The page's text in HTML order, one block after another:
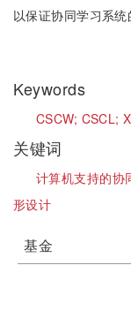
以保证协同学习系统
Keywords
CSCW; CSCL;
关键词
计算机支持的
形设计
基金